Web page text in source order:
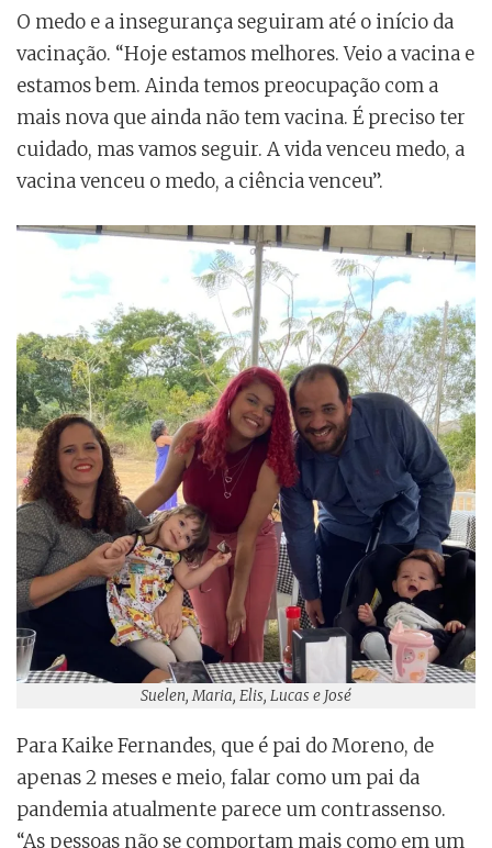
O medo e a insegurança seguiram até o início da
vacinação. “Hoje estamos melhores. Veio a vacina e
estamos bem. Ainda temos preocupação com a
mais nova que ainda não tem vacina. É preciso ter
cuidado, mas vamos seguir. A vida venceu medo, a
vacina venceu o medo, a ciência venceu”.
Suelen, Maria, Elis, Lucas e José
Para Kaike Fernandes, que é pai do Moreno, de
apenas 2 meses e meio, falar como um pai da
pandemia atualmente parece um contrassenso.
“As pessoas não se comportam mais como em um